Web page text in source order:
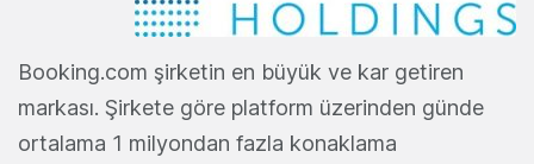
Booking.com şirketin en büyük ve kar getiren
markası. Şirkete göre platform üzerinden günde
ortalama 1 milyondan fazla konaklama